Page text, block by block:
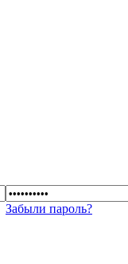
Забыли пароль?